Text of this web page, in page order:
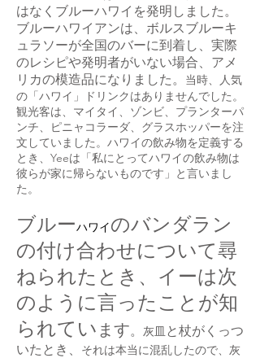
はなくブルーハワイを発明し ました。
ブルーハワイアンは、ボルスブルーキ
ュラソーが全国のバーに到着し、実際
のレシピや発明者がいない場合、アメ
リカの模造品になりました。 当時、人気
の「ハワイ」ドリンクはありませんでした。
観光客は、マイタイ、ゾンビ、プランターパ
ンチ、ピニャコラーダ、グラスホッパーを注
文していました。ハワイの飲み物を定義する
とき、Yeeは「私にとってハワイの飲み物は
彼らが家に帰らないものです」と言いまし
た。
ブルーハワイのバンダラン
の付け合わせについて尋
ねられたとき 、イーは次
のように言ったことが知
られてい ます。 灰皿 と杖がくっつ
いたとき、 それは本当に混乱したので、灰